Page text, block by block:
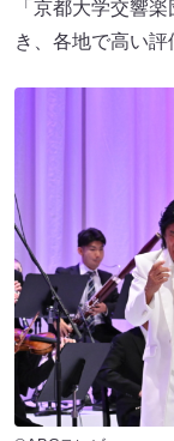
「京都大学交響
き、各地で高い評